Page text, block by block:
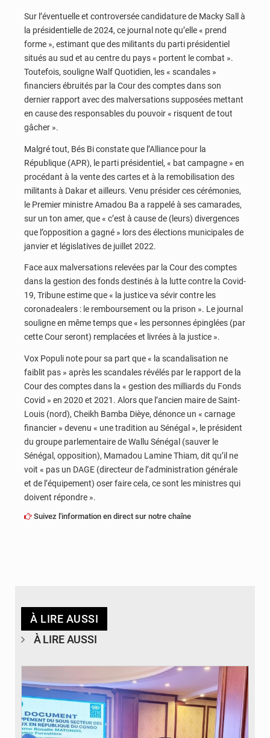
Sur l’éventuelle et controversée candidature de Macky Sall à
la présidentielle de 2024, ce journal note qu’elle « prend
forme », estimant que des militants du parti présidentiel
situés au sud et au centre du pays « portent le combat ».
Toutefois, souligne Walf Quotidien, les « scandales »
financiers ébruités par la Cour des comptes dans son
dernier rapport avec des malversations supposées mettant
en cause des responsables du pouvoir « risquent de tout
gâcher ».
Malgré tout, Bés Bi constate que l’Alliance pour la
République (APR), le parti présidentiel, « bat campagne » en
procédant à la vente des cartes et à la remobilisation des
militants à Dakar et ailleurs. Venu présider ces cérémonies,
le Premier ministre Amadou Ba a rappelé à ses camarades,
sur un ton amer, que « c’est à cause de (leurs) divergences
que l’opposition a gagné » lors des élections municipales de
janvier et législatives de juillet 2022.
Face aux malversations relevées par la Cour des comptes
dans la gestion des fonds destinés à la lutte contre la Covid-
19, Tribune estime que « la justice va sévir contre les
coronadealers : le remboursement ou la prison ». Le journal
souligne en même temps que « les personnes épinglées (par
cette Cour seront) remplacées et livrées à la justice ».
Vox Populi note pour sa part que « la scandalisation ne
faiblit pas » après les scandales révélés par le rapport de la
Cour des comptes dans la « gestion des milliards du Fonds
Covid » en 2020 et 2021. Alors que l’ancien maire de Saint-
Louis (nord), Cheikh Bamba Dièye, dénonce un « carnage
financier » devenu « une tradition au Sénégal », le président
du groupe parlementaire de Wallu Sénégal (sauver le
Sénégal, opposition), Mamadou Lamine Thiam, dit qu’il ne
voit « pas un DAGE (directeur de l’administration générale
et de l’équipement) oser faire cela, ce sont les ministres qui
doivent répondre ».
Suivez l'information en direct sur notre chaîne
À LIRE AUSSI
À LIRE AUSSI